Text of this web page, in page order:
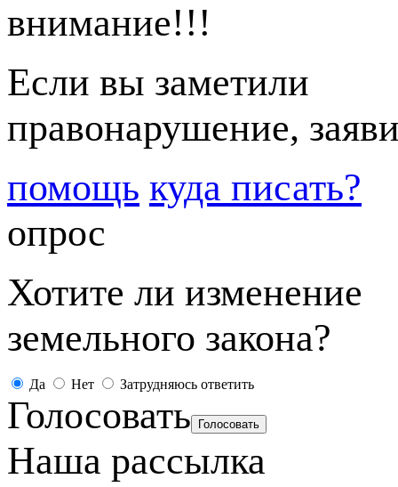
внимание!!!
Если вы заметили
правонарушение,
помощь куда писать?
опрос
Хотите ли изменение
земельного закона?
Да Нет Затрудняюсь ответить
Голосовать
Наша рассылка